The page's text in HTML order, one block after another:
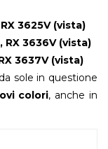
3625V (vista)
RX 3636V (vista)
3637V (vista)
sole in questione
colori, anche in